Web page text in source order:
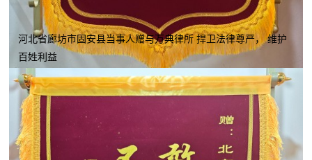
河北省廊坊市固安县当事人赠与万典律所 捍卫法律尊严， 维护
百姓利益